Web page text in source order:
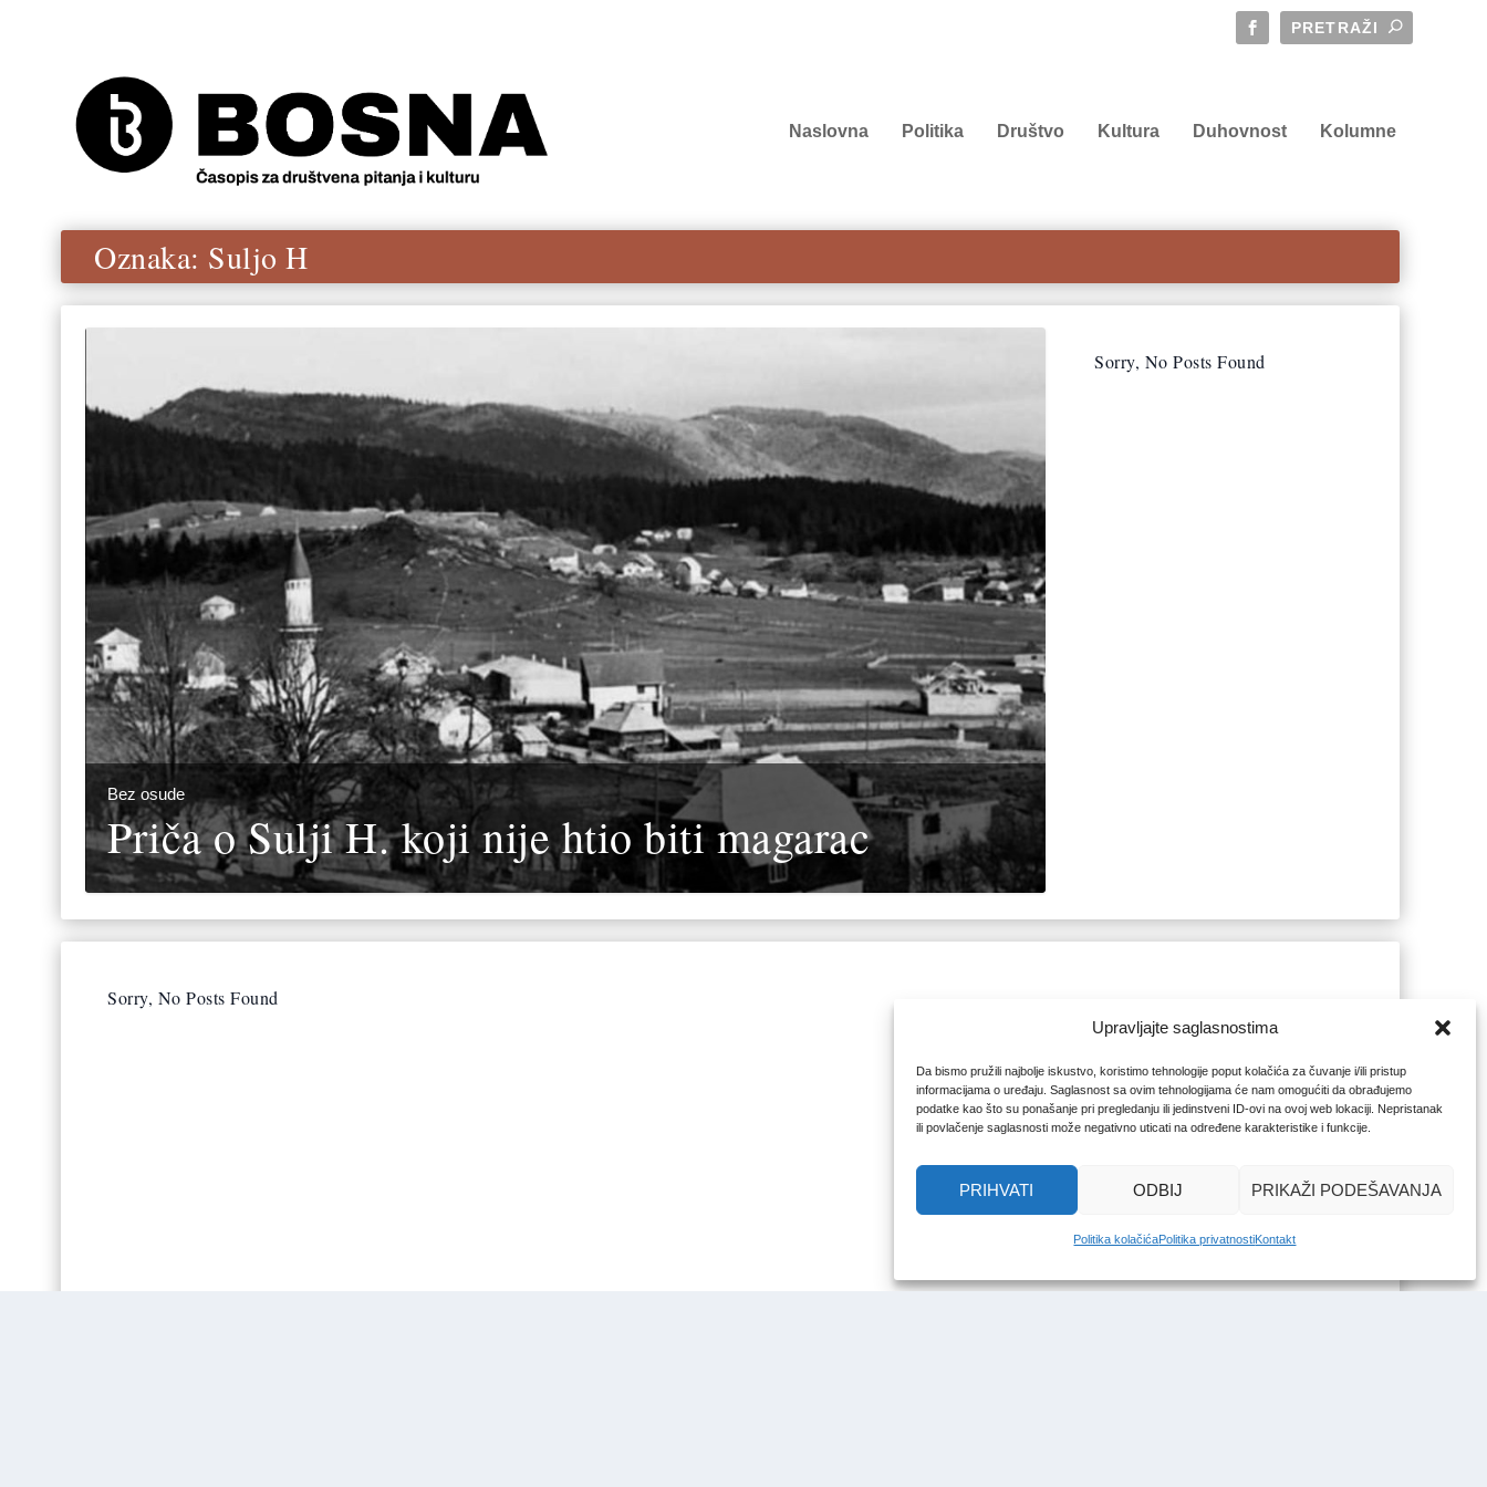
Upravljajte saglasnostima
Da bismo pružili najbolje iskustvo, koristimo tehnologije poput kolačića za čuvanje i/ili pristup
informacijama o uređaju. Saglasnost sa ovim tehnologijama će nam omogućiti da obrađujemo
podatke kao što su ponašanje pri pregledanju ili jedinstveni ID-ovi na ovoj web lokaciji. Nepristanak
ili povlačenje saglasnosti može negativno uticati na određene karakteristike i funkcije.
PRIHVATI ODBIJ PRIKAŽI PODEŠAVANJA
Politika kolačićaPolitika privatnostiKontakt
Naslovna Politika Društvo Kultura Duhovnost Kolumne
Oznaka: Suljo H
Bez osude
Priča o Sulji H. koji nije htio biti magarac
Sorry, No Posts Found
Sorry, No Posts Found